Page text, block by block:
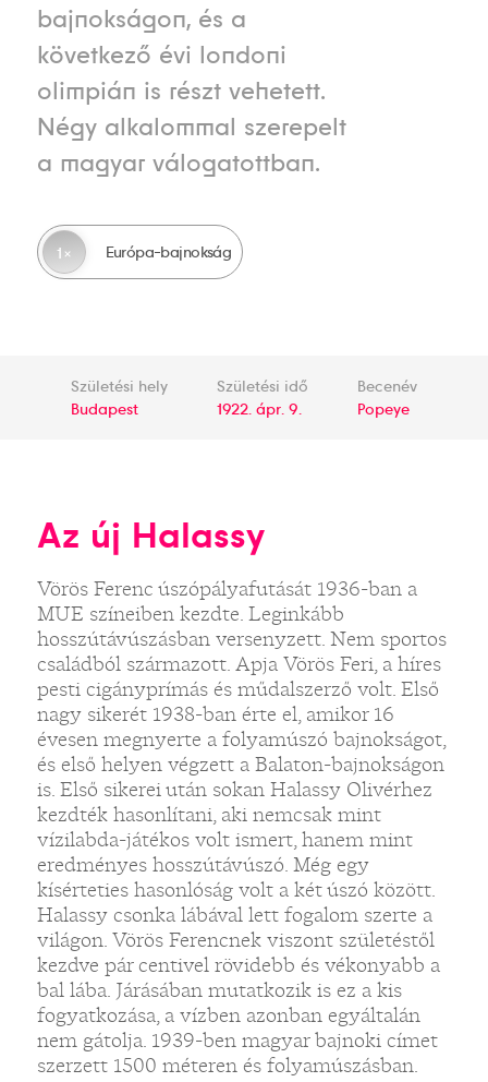
bajnokságon, és a
következő évi londoni
olimpián is részt vehetett.
Négy alkalommal szerepelt
a magyar válogatottban.
1 Európa-bajnokság
Születési hely
Budapest
Születési idő
1922. ápr. 9.
Becenév
Popeye
Az új Halassy
Vörös Ferenc úszópályafutását 1936-ban a
MUE színeiben kezdte. Leginkább
hosszútávúszásban versenyzett. Nem sportos
családból származott. Apja Vörös Feri, a híres
pesti cigányprímás és műdalszerző volt. Első
nagy sikerét 1938-ban érte el, amikor 16
évesen megnyerte a folyamúszó bajnokságot,
és első helyen végzett a Balaton-bajnokságon
is. Első sikerei után sokan Halassy Olivérhez
kezdték hasonlítani, aki nemcsak mint
vízilabda-játékos volt ismert, hanem mint
eredményes hosszútávúszó. Még egy
kísérteties hasonlóság volt a két úszó között.
Halassy csonka lábával lett fogalom szerte a
világon. Vörös Ferencnek viszont születéstől
kezdve pár centivel rövidebb és vékonyabb a
bal lába. Járásában mutatkozik is ez a kis
fogyatkozása, a vízben azonban egyáltalán
nem gátolja. 1939-ben magyar bajnoki címet
szerzett 1500 méteren és folyamúszásban.